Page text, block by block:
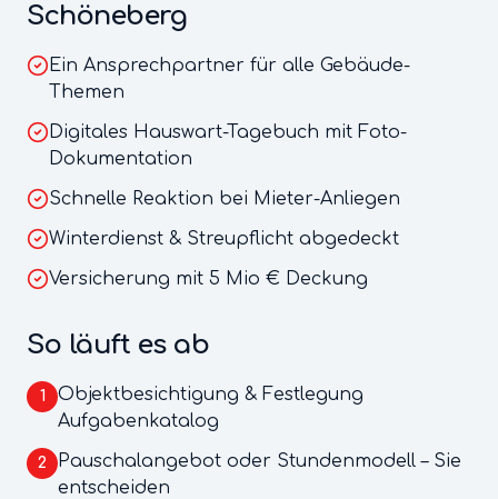
Schöneberg
Ein Ansprechpartner für alle Gebäude-
Themen
Digitales Hauswart-Tagebuch mit Foto-
Dokumentation
Schnelle Reaktion bei Mieter-Anliegen
Winterdienst & Streupflicht abgedeckt
Versicherung mit 5 Mio € Deckung
So läuft es ab
1
Objektbesichtigung & Festlegung
Aufgabenkatalog
2
Pauschalangebot oder Stundenmodell – Sie
entscheiden